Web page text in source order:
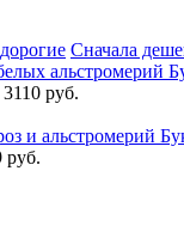
Сначала
3110 руб.
руб.